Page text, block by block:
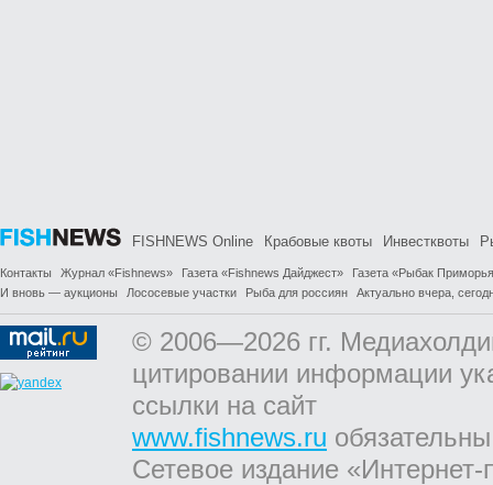
FISHNEWS Online Крабовые квоты Инвестквоты
Контакты Журнал «Fishnews» Газета «Fishnews Дайджест»
Газета «Рыбак
И вновь — аукционы
Лососевые участки Рыба для россиян Актуально вчера,
© 2006—2026 гг.
цитировании информации
ссылки на сайт
www.fishnews.ru
Сетевое издание